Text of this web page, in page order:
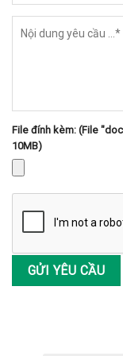
File đính kèm: (File
10MB)